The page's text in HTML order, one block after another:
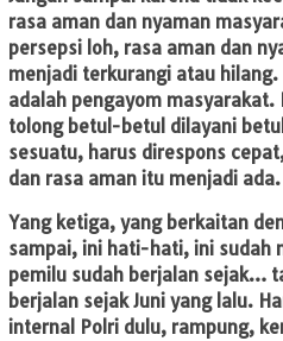
rasa aman dan nyaman
persepsi loh, rasa aman dan
menjadi terkurangi atau
adalah pengayom masyarakat.
tolong betul-betul dilayani
sesuatu, harus direspons
dan rasa aman itu menjadi ada.
Yang ketiga, yang berkaitan
sampai, ini hati-hati, ini sudah
pemilu sudah berjalan sejak…
berjalan sejak Juni yang lalu.
internal Polri dulu, rampung,